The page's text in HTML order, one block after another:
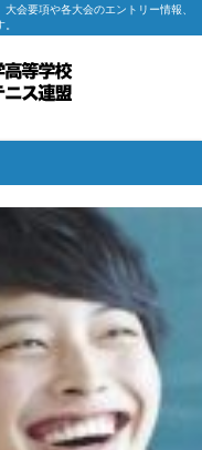
会要項や各大会のエントリー情報、